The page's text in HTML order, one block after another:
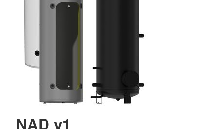
NAD v1